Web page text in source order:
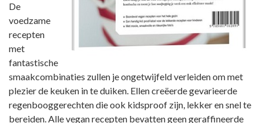
De
voedzame
recepten
met
fantastische
smaakcombinaties zullen je ongetwijfeld verleiden om met
plezier de keuken in te duiken. Ellen creëerde gevarieerde
regenbooggerechten die ook kidsproof zijn, lekker en snel te
bereiden. Alle vegan recepten bevatten geen geraffineerde